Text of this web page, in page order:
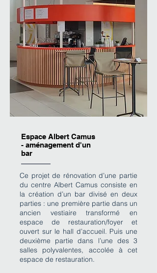
Espace Albert Camus
- aménagement d'un
bar
Ce projet de rénovation d’une partie
du centre Albert Camus consiste en
la création d’un bar divisé en deux
parties : une première partie dans un
ancien vestiaire transformé en
espace de restauration/foyer et
ouvert sur le hall d’accueil. Puis une
deuxième partie dans l’une des 3
salles polyvalentes, accolée à cet
espace de restauration.